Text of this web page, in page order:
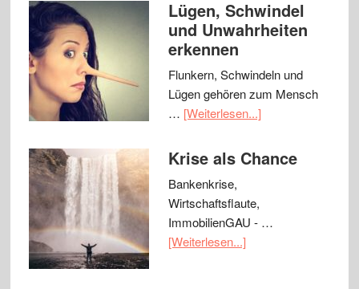
Lügen, Schwindel
und Unwahrheiten
erkennen
Flunkern, Schwindeln und
Lügen gehören zum Mensch
… [Weiterlesen...]
Krise als Chance
Bankenkrise,
Wirtschaftsflaute,
ImmobilienGAU - …
[Weiterlesen...]